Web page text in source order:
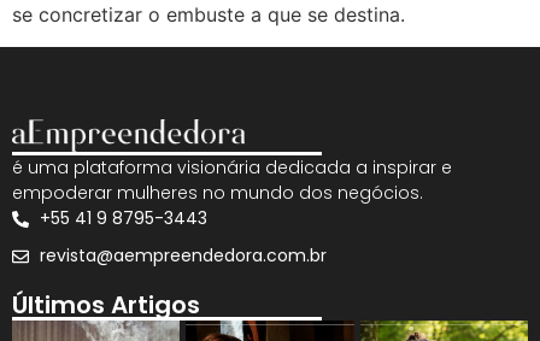
se concretizar o embuste a que se destina.
é uma plataforma visionária dedicada a inspirar e
empoderar mulheres no mundo dos negócios.
+55 41 9 8795-3443
revista@aempreendedora.com.br
Últimos Artigos